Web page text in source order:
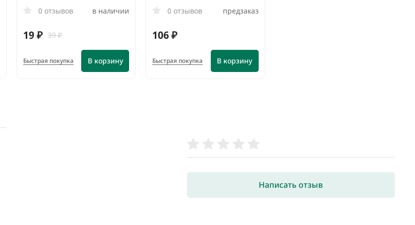
0 отзывов
в наличии
19 ₽ 39 ₽
В корзину
Быстрая покупка
0 отзывов
предзаказ
106 ₽
В корзину
Быстрая покупка
Написать отзыв